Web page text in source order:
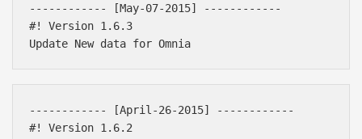
------------ [May-07-2015] ------------
#! Version 1.6.3
------------ [April-26-2015] ------------
#! Version 1.6.2